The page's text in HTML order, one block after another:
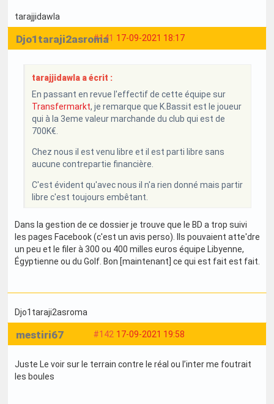
tarajjidawla
#141 17-09-2021 18:17
Djo1taraji2asroma
tarajjidawla a écrit :
En passant en revue l'effectif de cette équipe sur
Transfermarkt, je remarque que K.Bassit est le joueur
qui à la 3eme valeur marchande du club qui est de
700K€.
Chez nous il est venu libre et il est parti libre sans
aucune contrepartie financière.
C'est évident qu'avec nous il n'a rien donné mais partir
libre c'est toujours embêtant.
Dans la gestion de ce dossier je trouve que le BD a trop suivi
les pages Facebook (c'est un avis perso). Ils pouvaient atte'dre
un peu et le filer à 300 ou 400 milles euros équipe Libyenne,
Égyptienne ou du Golf. Bon [maintenant] ce qui est fait est fait.
Djo1taraji2asroma
#142 17-09-2021 19:58
mestiri67
Juste Le voir sur le terrain contre le réal ou l’inter me foutrait
les boules